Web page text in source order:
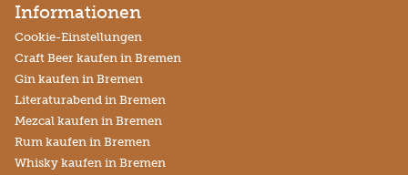
Informationen
Cookie-Einstellungen
Craft Beer kaufen in Bremen
Gin kaufen in Bremen
Literaturabend in Bremen
Mezcal kaufen in Bremen
Rum kaufen in Bremen
Whisky kaufen in Bremen